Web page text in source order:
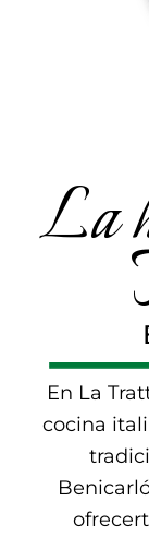
La
En La
cocina